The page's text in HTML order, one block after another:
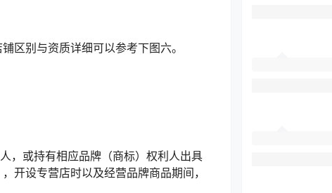
区别与资质详细可以参考下图六。
，或持有相应品牌（商标）权利人出具
开设专营店时以及经营品牌商品期间，